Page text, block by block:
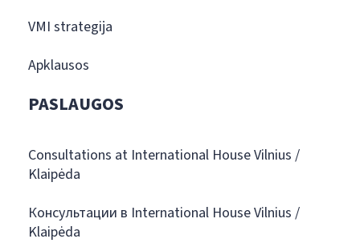
VMI strategija
Apklausos
PASLAUGOS
Consultations at International House Vilnius /
Klaipėda
Консультации в International House Vilnius /
Klaipėda